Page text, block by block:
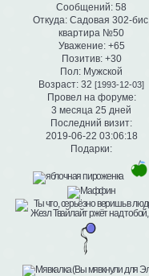
Сообщений: 58
Откуда:Садовая 302-бис,
квартира №50
Уважение: +65
Позитив: +30
Пол: Мужской
Возраст: 32 [1993-12-03]
Провел на форуме:
3 месяца 25 дней
Последний визит:
2019-06-22 03:06:18
Подарки: